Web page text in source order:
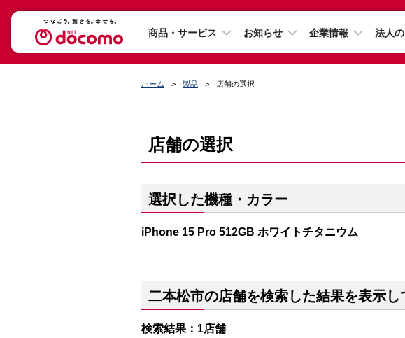
商品・サービス お知らせ 企業情報 法人
ホーム 製品 店舗の選択
店舗の選択
選択した機種・カラー
iPhone 15 Pro 512GB ホワイトチタニウム
二本松市の店舗を検索した結果を表示し
検索結果：1店舗